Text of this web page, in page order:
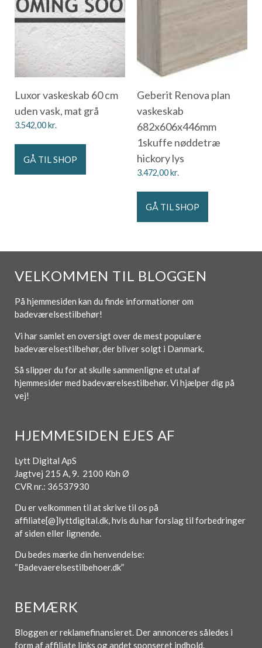
Luxor vaskeskab 60 cm
uden vask, mat grå
3.542,00kr.
GÅ TIL SHOP
Geberit Renova plan
vaskeskab
682x606x446mm
1skuffe nøddetræ
hickory lys
3.472,00kr.
GÅ TIL SHOP
VELKOMMEN TIL BLOGGEN
På hjemmesiden kan du finde informationer om
badeværelsestilbehør!
Vi har samlet en oversigt over de mest populære
badeværelsestilbehør, der bliver solgt i Danmark.
Så slipper du for at skulle sammenligne et utal af
hjemmesider med badeværelsestilbehør. Vi hjælper dig på
vej!
HJEMMESIDEN EJES AF
Lytt Digital ApS
Jagtvej 215 A, 9. 2100 Kbh Ø
CVR nr.: 36537930
Du er velkommen til at skrive til os på
affiliate[@]lyttdigital.dk, hvis du har forslag til forbedringer
af siden eller lignende.
Du bedes mærke din henvendelse:
“Badevaerelsestilbehoer.dk”
BEMÆRK
Bloggen er reklamefinansieret. Der annonceres således i
form af affiliate links og andet sponseret indhold.